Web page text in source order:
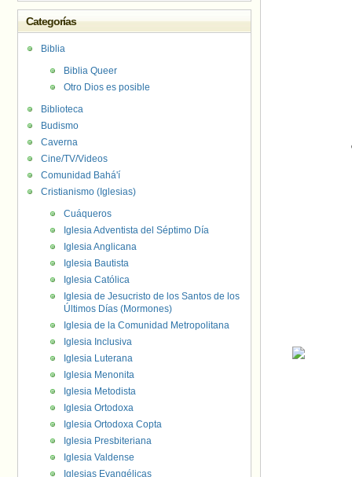
Categorías
Biblia
Biblia Queer
Otro Dios es posible
Biblioteca
Budismo
Caverna
Cine/TV/Videos
Comunidad Bahá'í
Cristianismo (Iglesias)
Cuáqueros
Iglesia Adventista del Séptimo Día
Iglesia Anglicana
Iglesia Bautista
Iglesia Católica
Iglesia de Jesucristo de los Santos de los
Últimos Días (Mormones)
Iglesia de la Comunidad Metropolitana
Iglesia Inclusiva
Iglesia Luterana
Iglesia Menonita
Iglesia Metodista
Iglesia Ortodoxa
Iglesia Ortodoxa Copta
Iglesia Presbiteriana
Iglesia Valdense
Iglesias Evangélicas